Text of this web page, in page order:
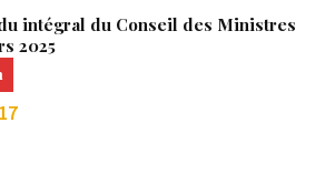
intégral du Conseil des Ministres
2025